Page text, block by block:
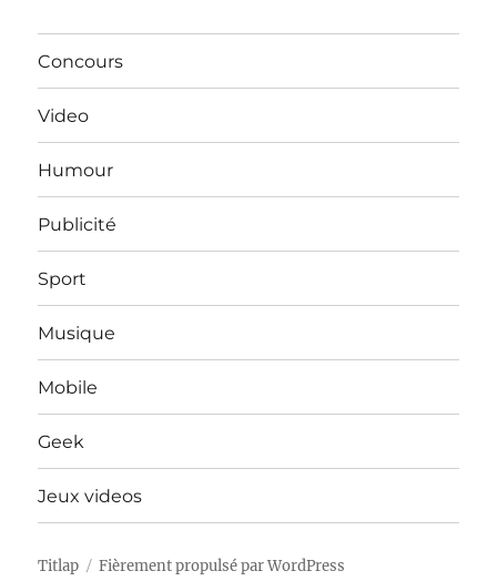
Concours
Video
Humour
Publicité
Sport
Musique
Mobile
Geek
Jeux videos
Titlap Fièrement propulsé par WordPress